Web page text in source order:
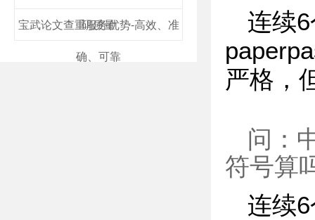
码质量
宝武论文查重服务优势-高效、准
确、可靠
连续
严格，
问：
符号算
连续